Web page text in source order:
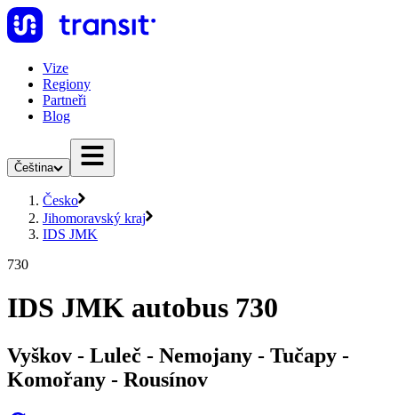
Vize
Regiony
Partneři
Blog
Čeština
Česko
Jihomoravský kraj
IDS JMK
730
IDS JMK autobus 730
Vyškov - Luleč - Nemojany - Tučapy -
Komořany - Rousínov